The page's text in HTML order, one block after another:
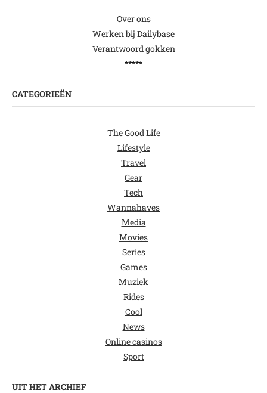
Over ons
Werken bij Dailybase
Verantwoord gokken
*****
CATEGORIEËN
The Good Life
Lifestyle
Travel
Gear
Tech
Wannahaves
Media
Movies
Series
Games
Muziek
Rides
Cool
News
Online casinos
Sport
UIT HET ARCHIEF